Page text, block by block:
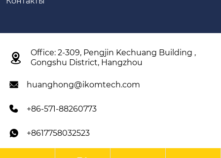

Office: 2-309, Pengjin Kechuang Building ,
Gongshu District, Hangzhou
 huanghong@ikomtech.com
 +86-571-88260773
 +8617758032523